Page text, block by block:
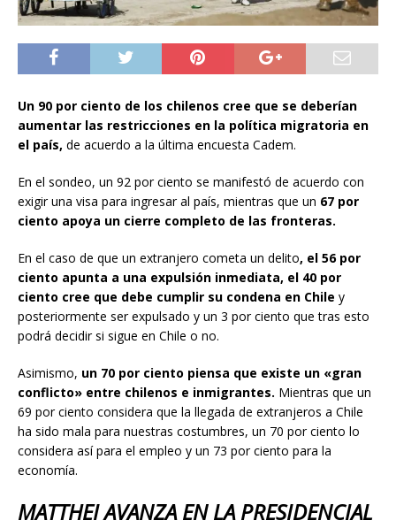
Un 90 por ciento de los chilenos cree que se deberían
aumentar las restricciones en la política migratoria en
el país, de acuerdo a la última encuesta Cadem.
En el sondeo, un 92 por ciento se manifestó de acuerdo con
exigir una visa para ingresar al país, mientras que un 67 por
ciento apoya un cierre completo de las fronteras.
En el caso de que un extranjero cometa un delito, el 56 por
ciento apunta a una expulsión inmediata, el 40 por
ciento cree que debe cumplir su condena en Chile y
posteriormente ser expulsado y un 3 por ciento que tras esto
podrá decidir si sigue en Chile o no.
Asimismo, un 70 por ciento piensa que existe un «gran
conflicto» entre chilenos e inmigrantes. Mientras que un
69 por ciento considera que la llegada de extranjeros a Chile
ha sido mala para nuestras costumbres, un 70 por ciento lo
considera así para el empleo y un 73 por ciento para la
economía.
MATTHEI AVANZA EN LA PRESIDENCIAL